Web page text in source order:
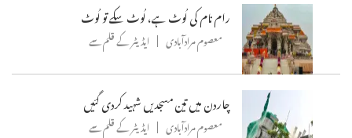
رام نام کی لُوٹ ہے، لُوٹ سکے تو لُوٹ
معصوم مرادآبادی ایڈیٹر کے قلم سے
چاردن میں تین مسجدیں شہید کردی گئیں
معصوم مرادآبادی ایڈیٹر کے قلم سے